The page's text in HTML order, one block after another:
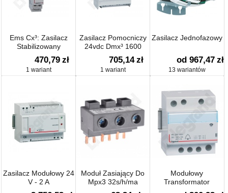
Ems Cx³: Zasilacz
Stabilizowany
230v/12v Dc
470,79 zł
1 wariant
Zasilacz Pomocniczy
24vdc Dmx³ 1600
705,14 zł
1 wariant
Zasilacz Jednofazowy
od 967,47 zł
13 wariantów
Zasilacz Modułowy 24
V - 2 A
Moduł Zasiający Do
Mpx3 32s/h/ma
Modułowy
Transformator
Dzwonkowy